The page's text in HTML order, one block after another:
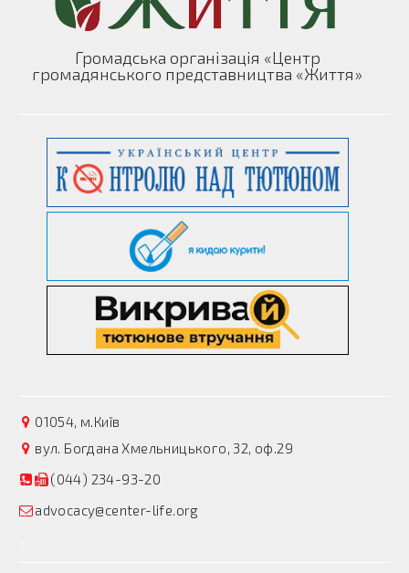
Громадська організація «Центр
громадянського представництва «Життя»
01054, м.Київ
вул. Богдана Хмельницького, 32, оф.29
(044) 234-93-20
advocacy@center-life.org